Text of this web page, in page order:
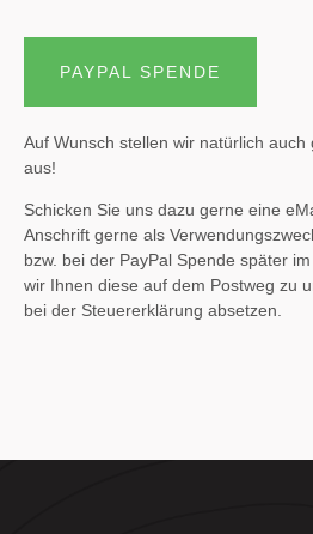
PAYPAL SPENDE
Auf Wunsch stellen wir natürlich
aus!
Schicken Sie uns dazu gerne eine
Anschrift gerne als
bzw. bei der PayPal Spende später
wir Ihnen diese auf dem Postweg zu
bei der Steuererklärung absetzen.